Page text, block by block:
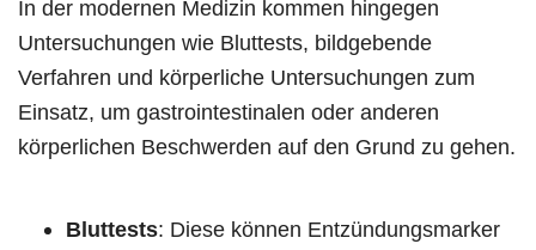
In der modernen Medizin kommen hingegen
Untersuchungen wie Bluttests, bildgebende
Verfahren und körperliche Untersuchungen zum
Einsatz, um gastrointestinalen oder anderen
körperlichen Beschwerden auf den Grund zu gehen.
Bluttests: Diese können Entzündungsmarker